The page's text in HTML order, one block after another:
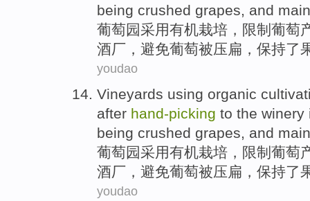
being crushed grapes , and
葡萄园采用有机栽培 ， 限制 葡萄
酒厂 ， 避免葡萄被压扁 ， 保持了
youdao
Vineyards using organic
after hand-picking to the winery
being crushed grapes, and
葡萄园采用有机栽培 ， 限制 葡萄
酒厂 ， 避免葡萄被压扁 ， 保持了
youdao